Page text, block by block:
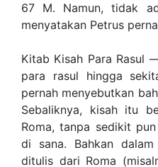
67 M. Namun, tidak
menyatakan Petrus
Kitab Kisah Para Rasul
para rasul hingga
pernah menyebutkan
Sebaliknya, kisah itu
Roma, tanpa sedikit
di sana. Bahkan
ditulis dari Roma